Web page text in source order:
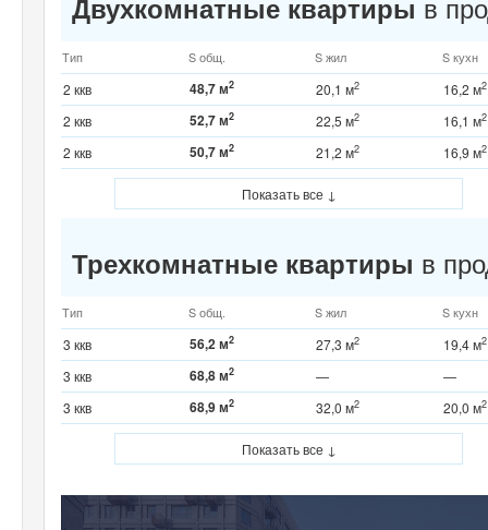
Тип S общ. S жил S кухн
2 ккв 48,7 м2 20,1 м2 16,2 м2
2 ккв 52,7 м2 22,5 м2 16,1 м2
2 ккв 50,7 м2 21,2 м2 16,9 м2
Показать все ↓
Трехкомнатные квартиры в
Тип S общ. S жил S кухн
3 ккв 56,2 м2 27,3 м2 19,4 м2
3 ккв 68,8 м2 —
—
3 ккв
68,9 м2 32,0 м2 20,0 м2
Показать все ↓